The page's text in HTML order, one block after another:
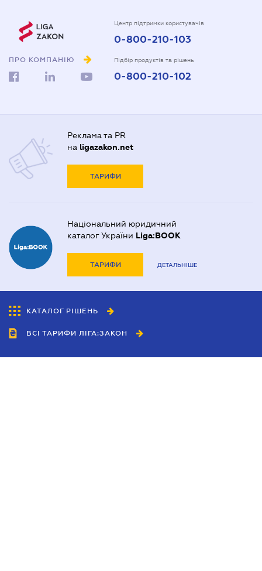
ПРО КОМПАНІЮ
Центр підтримки користувачів
0-800-210-103
Підбір продуктів та рішень
0-800-210-102
Реклама та PR
на ligazakon.net
ТАРИФИ
Національний юридичний
каталог України Liga:BOOK
ТАРИФИ ДЕТАЛЬНІШЕ
КАТАЛОГ РІШЕНЬ
ВСІ ТАРИФИ ЛІГА:ЗАКОН